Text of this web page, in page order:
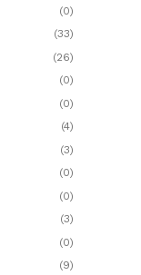
(0)
(33)
(26)
(0)
(0)
(4)
(3)
(0)
(0)
(3)
(0)
(9)